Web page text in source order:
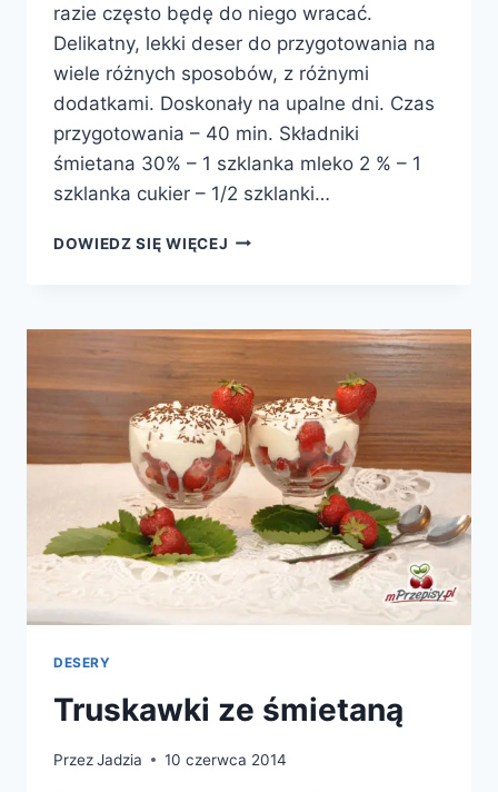
razie często będę do niego wracać.
Delikatny, lekki deser do przygotowania na
wiele różnych sposobów, z różnymi
dodatkami. Doskonały na upalne dni. Czas
przygotowania – 40 min. Składniki
śmietana 30% – 1 szklanka mleko 2 % – 1
szklanka cukier – 1/2 szklanki…
DOWIEDZ SIĘ WIĘCEJ PANA
DESERY
Truskawki ze śmietaną
PrzezJadzia 10 czerwca 2014